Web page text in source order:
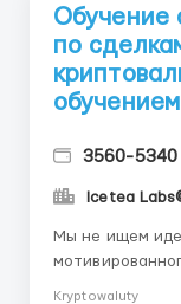
Обучение
по
3560-
Icetea
Мы не ищем
Kryptowaluty